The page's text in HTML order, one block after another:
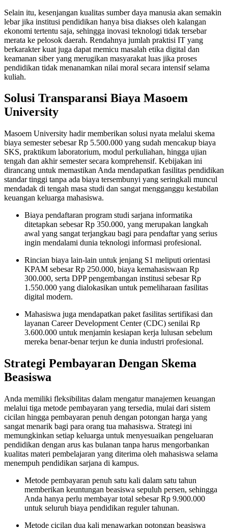
Selain itu, kesenjangan kualitas sumber daya manusia akan semakin
lebar jika institusi pendidikan hanya bisa diakses oleh kalangan
ekonomi tertentu saja, sehingga inovasi teknologi tidak tersebar
merata ke pelosok daerah. Rendahnya jumlah praktisi IT yang
berkarakter kuat juga dapat memicu masalah etika digital dan
keamanan siber yang merugikan masyarakat luas jika proses
pendidikan tidak menanamkan nilai moral secara intensif selama
kuliah.
Solusi Transparansi Biaya Masoem
University
Masoem University hadir memberikan solusi nyata melalui skema
biaya semester sebesar Rp 5.500.000 yang sudah mencakup biaya
SKS, praktikum laboratorium, modul perkuliahan, hingga ujian
tengah dan akhir semester secara komprehensif. Kebijakan ini
dirancang untuk memastikan Anda mendapatkan fasilitas pendidikan
standar tinggi tanpa ada biaya tersembunyi yang seringkali muncul
mendadak di tengah masa studi dan sangat mengganggu kestabilan
keuangan keluarga mahasiswa.
Biaya pendaftaran program studi sarjana informatika
ditetapkan sebesar Rp 350.000, yang merupakan langkah
awal yang sangat terjangkau bagi para pendaftar yang serius
ingin mendalami dunia teknologi informasi profesional.
Rincian biaya lain-lain untuk jenjang S1 meliputi orientasi
KPAM sebesar Rp 250.000, biaya kemahasiswaan Rp
300.000, serta DPP pengembangan institusi sebesar Rp
1.550.000 yang dialokasikan untuk pemeliharaan fasilitas
digital modern.
Mahasiswa juga mendapatkan paket fasilitas sertifikasi dan
layanan Career Development Center (CDC) senilai Rp
3.600.000 untuk menjamin kesiapan kerja lulusan sebelum
mereka benar-benar terjun ke dunia industri profesional.
Strategi Pembayaran Dengan Skema
Beasiswa
Anda memiliki fleksibilitas dalam mengatur manajemen keuangan
melalui tiga metode pembayaran yang tersedia, mulai dari sistem
cicilan hingga pembayaran penuh dengan potongan harga yang
sangat menarik bagi para orang tua mahasiswa. Strategi ini
memungkinkan setiap keluarga untuk menyesuaikan pengeluaran
pendidikan dengan arus kas bulanan tanpa harus mengorbankan
kualitas materi pembelajaran yang diterima oleh mahasiswa selama
menempuh pendidikan sarjana di kampus.
Metode pembayaran penuh satu kali dalam satu tahun
memberikan keuntungan beasiswa sepuluh persen, sehingga
Anda hanya perlu membayar total sebesar Rp 9.900.000
untuk seluruh biaya pendidikan reguler tahunan.
Metode cicilan dua kali menawarkan potongan beasiswa